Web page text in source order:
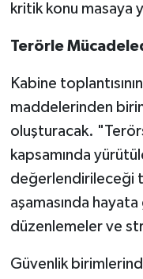
kritik konu masaya
Terörle
Kabine
maddelerinden
oluşturacak.
kapsamında
değerlendirileceği
aşamasında
düzenlemeler ve
Güvenlik